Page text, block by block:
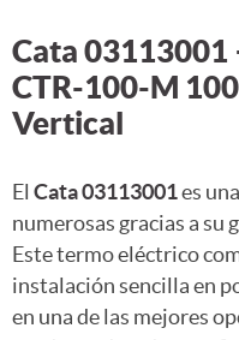
Cata 03113001
CTR-100-M
Vertical
El Cata 03113001es
numerosas gracias a su
Este termo eléctrico
instalación sencilla en
en una de las mejores